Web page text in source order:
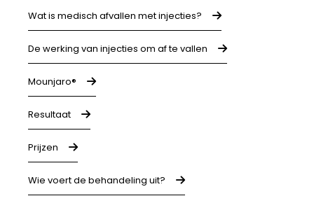
Wat is medisch afvallen met injecties?
De werking van injecties om af te vallen
Mounjaro®
Resultaat
Prijzen
Wie voert de behandeling uit?